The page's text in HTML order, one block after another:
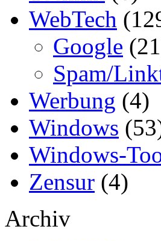
WebTech
Google
Spam/
Werbung (4)
Windows
Windows-
Zensur (4)
Archiv